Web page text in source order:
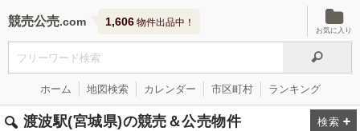
競売公売 1,606 物件出品中！
お気に入り
ホーム 地図検索 カレンダー 市区町村 ランキング
渡波駅(宮城県)の競売＆公売物件